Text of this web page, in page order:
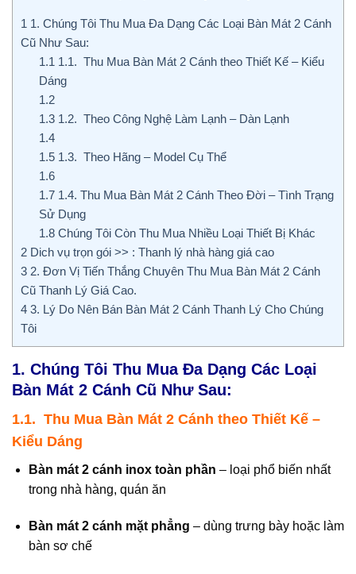
1 1. Chúng Tôi Thu Mua Đa Dạng Các Loại Bàn Mát 2 Cánh
Cũ Như Sau:
1.1 1.1. Thu Mua Bàn Mát 2 Cánh theo Thiết Kế – Kiểu
Dáng
1.2
1.31.2. Theo Công Nghệ Làm Lạnh – Dàn Lạnh
1.4
1.51.3. Theo Hãng – Model Cụ Thể
1.6
1.71.4. Thu Mua Bàn Mát 2 Cánh Theo Đời – Tình Trạng
Sử Dụng
1.8Chúng Tôi Còn Thu Mua Nhiều Loại Thiết Bị Khác
2 Dich vụ trọn gói >> : Thanh lý nhà hàng giá cao
3 2. Đơn Vị Tiến Thắng Chuyên Thu Mua Bàn Mát 2 Cánh
Cũ Thanh Lý Giá Cao.
4 3. Lý Do Nên Bán Bàn Mát 2 Cánh Thanh Lý Cho Chúng
Tôi
1. Chúng Tôi Thu Mua Đa Dạng Các Loại
Bàn Mát 2 Cánh Cũ Như Sau:
1.1. Thu Mua Bàn Mát 2 Cánh theo Thiết Kế –
Kiểu Dáng
Bàn mát 2 cánh inox toàn phần – loại phổ biến nhất
trong nhà hàng, quán ăn
Bàn mát 2 cánh mặt phẳng – dùng trưng bày hoặc làm
bàn sơ chế